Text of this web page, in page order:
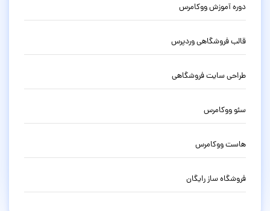
دوره آموزش ووکامرس
قالب فروشگاهی وردپرس
طراحی سایت فروشگاهی
سئو ووکامرس
هاست ووکامرس
فروشگاه ساز رایگان